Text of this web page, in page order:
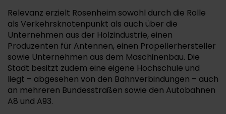
Relevanz erzielt Rosenheim sowohl durch die Rolle
als Verkehrsknotenpunkt als auch über die
Unternehmen aus der Holzindustrie, einen
Produzenten für Antennen, einen Propellerhersteller
sowie Unternehmen aus dem Maschinenbau. Die
Stadt besitzt zudem eine eigene Hochschule und
liegt – abgesehen von den Bahnverbindungen – auch
an mehreren Bundesstraßen sowie den Autobahnen
A8 und A93.